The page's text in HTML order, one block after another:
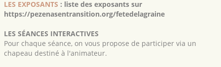
LES EXPOSANTS : liste des exposants sur
https://pezenasentransition.org/fetedelagraine
LES SÉANCES INTERACTIVES
Pour chaque séance, on vous propose de participer via un
chapeau destiné à l'animateur.